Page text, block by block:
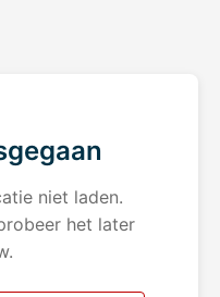
niet laden.
het later